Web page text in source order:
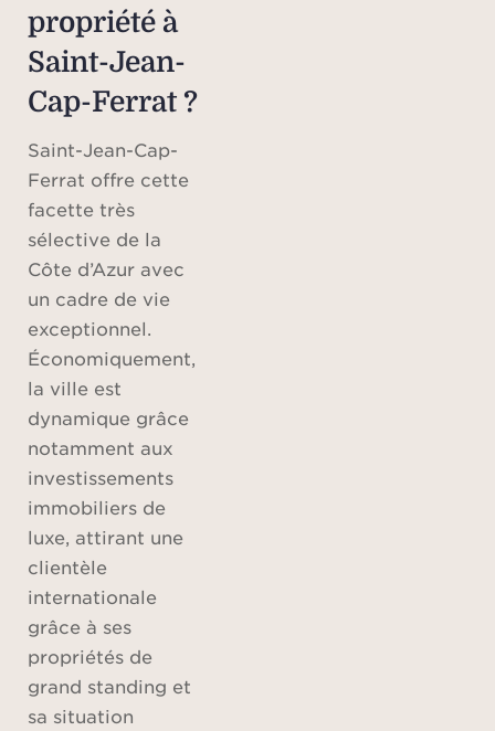
propriété à
Saint-Jean-
Cap-Ferrat ?
Saint-Jean-Cap-
Ferrat offre cette
facette très
sélective de la
Côte d’Azur avec
un cadre de vie
exceptionnel.
Économiquement,
la ville est
dynamique grâce
notamment aux
investissements
immobiliers de
luxe, attirant une
clientèle
internationale
grâce à ses
propriétés de
grand standing et
sa situation